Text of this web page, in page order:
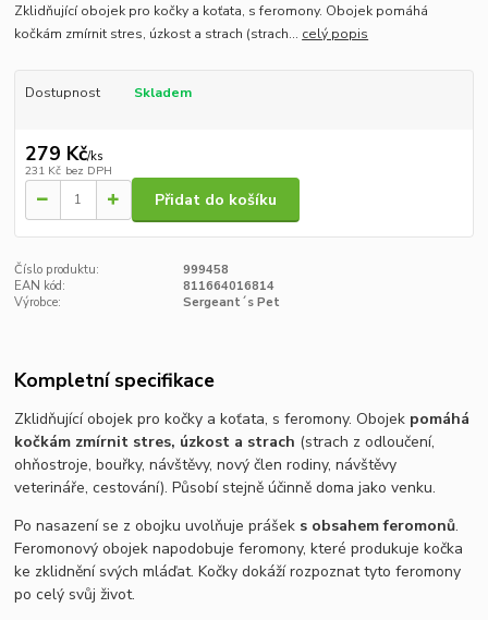
Zklidňující obojek pro kočky a koťata, s feromony. Obojek pomáhá
kočkám zmírnit stres, úzkost a strach (strach... celý popis
Dostupnost Skladem
279 Kč/ks
231 Kč bez DPH
Přidat do košíku
Číslo produktu:
999458
EAN kód:
811664016814
Výrobce:
Sergeant´s Pet
Kompletní specifikace
Zklidňující obojek pro kočky a koťata, s feromony. Obojek pomáhá
kočkám zmírnit stres, úzkost a strach (strach z odloučení,
ohňostroje, bouřky, návštěvy, nový člen rodiny, návštěvy
veterináře, cestování). Působí stejně účinně doma jako venku.
Po nasazení se z obojku uvolňuje prášek s obsahem feromonů.
Feromonový obojek napodobuje feromony, které produkuje kočka
ke zklidnění svých mláďat. Kočky dokáží rozpoznat tyto feromony
po celý svůj život.